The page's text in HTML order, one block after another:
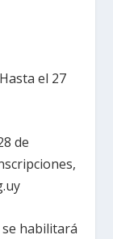
el 27
de
se habilitará